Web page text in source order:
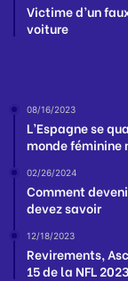
Victime d’un
voiture
08/16/2023
L’Espagne se
monde
02/26/2024
Comment
devez savoir
12/18/2023
Revirements,
15 de la NFL 2023